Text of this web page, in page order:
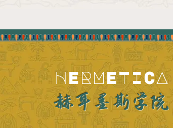
HERMETICA
赫耳墨斯学院